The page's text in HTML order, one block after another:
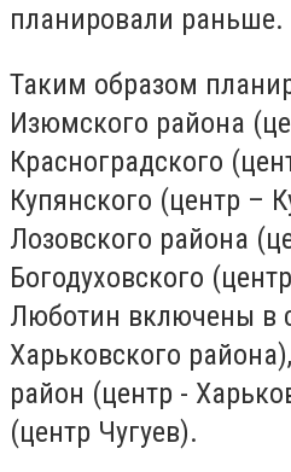
планировали раньше.
Таким образом
Изюмского района
Красноградского
Купянского (центр –
Лозовского района
Богодуховского
Люботин включены в
Харьковского
район (центр -
(центр Чугуев).